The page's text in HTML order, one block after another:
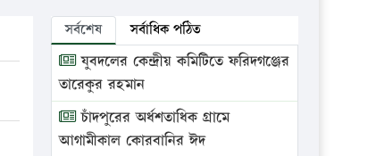
সর্বশেষ সর্বাধিক পঠিত
যুবদলের কেন্দ্রীয় কমিটিতে ফরিদগঞ্জের
তারেকুর রহমান
চাঁদপুরের অর্ধশতাধিক গ্রামে
আগামীকাল কোরবানির ঈদ